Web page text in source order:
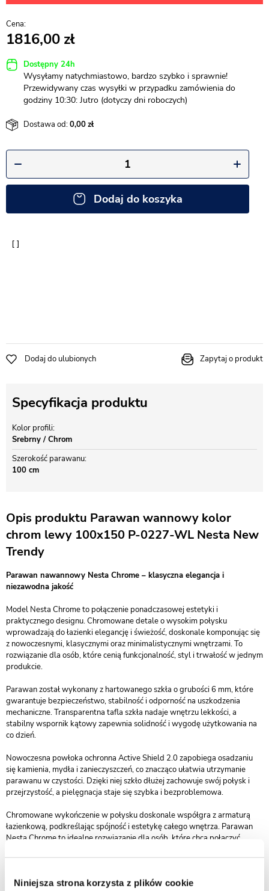
Niniejsza strona korzysta z plików cookie
1816,00
Dostępny 24h
Wysyłamy natychmiastowo, bardzo szybko i sprawnie!
Przewidywany czas wysyłki w przypadku zamówienia do
godziny 10:30: Jutro (dotyczy dni roboczych)
Dostawa od:0,00
Dodaj do koszyka
Dodaj do ulubionych Zapytaj o produkt
Specyfikacja produktu
Kolor profili
Srebrny / Chrom
Szerokość parawanu
100 cm
Opis produktu Parawan wannowy kolor
chrom lewy 100x150 P-0227-WL Nesta New
Trendy
Parawan nawannowy Nesta Chrome – klasyczna elegancja i
niezawodna jakość
Model Nesta Chrome to połączenie ponadczasowej estetyki i
praktycznego designu. Chromowane detale o wysokim połysku
wprowadzają do łazienki elegancję i świeżość, doskonale komponując się
z nowoczesnymi, klasycznymi oraz minimalistycznymi wnętrzami. To
rozwiązanie dla osób, które cenią funkcjonalność, styl i trwałość w jednym
produkcie.
Parawan został wykonany z hartowanego szkła o grubości 6 mm, które
gwarantuje bezpieczeństwo, stabilność i odporność na uszkodzenia
mechaniczne. Transparentna tafla szkła nadaje wnętrzu lekkości, a
stabilny wspornik kątowy zapewnia solidność i wygodę użytkowania na
co dzień.
Nowoczesna powłoka ochronna Active Shield 2.0 zapobiega osadzaniu
się kamienia, mydła i zanieczyszczeń, co znacząco ułatwia utrzymanie
parawanu w czystości. Dzięki niej szkło dłużej zachowuje swój połysk i
przejrzystość, a pielęgnacja staje się szybka i bezproblemowa.
Chromowane wykończenie w połysku doskonale współgra z armaturą
łazienkową, podkreślając spójność i estetykę całego wnętrza. Parawan
Nesta Chrome to idealne rozwiązanie dla osób, które chcą połączyć
potwierdza jej wysoką jakość wykonania i trwałość. To inwestycja w